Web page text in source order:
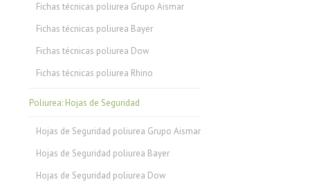
Fichas técnicas poliurea Grupo Aismar
Fichas técnicas poliurea Bayer
Fichas técnicas poliurea Dow
Fichas técnicas poliurea Rhino
Poliurea: Hojas de Seguridad
Hojas de Seguridad poliurea Grupo Aismar
Hojas de Seguridad poliurea Bayer
Hojas de Seguridad poliurea Dow